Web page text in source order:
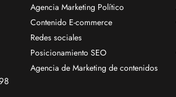
Agencia Marketing Político
Contenido E-commerce
Redes sociales
Posicionamiento SEO
Agencia de Marketing de contenidos